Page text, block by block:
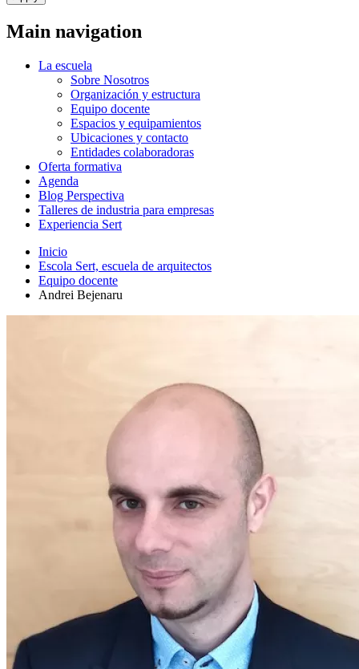
Main navigation
La escuela
Sobre Nosotros
Organización y estructura
Equipo docente
Espacios y equipamientos
Ubicaciones y contacto
Entidades colaboradoras
Oferta formativa
Agenda
Blog Perspectiva
Talleres de industria para empresas
Experiencia Sert
Inicio
Escola Sert, escuela de arquitectos
Equipo docente
Andrei Bejenaru